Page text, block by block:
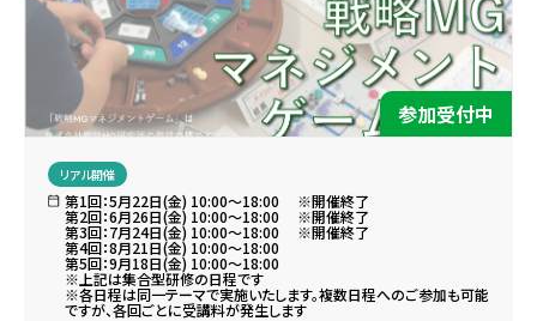
参加受付中
リアル開催
第1回：5月22日(金) 10:00～18:00 ※開催終了
第2回：6月26日(金) 10:00～18:00 ※開催終了
第3回：7月24日(金) 10:00～18:00 ※開催終了
第4回：8月21日(金) 10:00～18:00
第5回：9月18日(金) 10:00～18:00
※上記は集合型研修の日程です
※各日程は同一テーマで実施いたします。複数日程へのご参加も可能
ですが、各回ごとに受講料が発生します